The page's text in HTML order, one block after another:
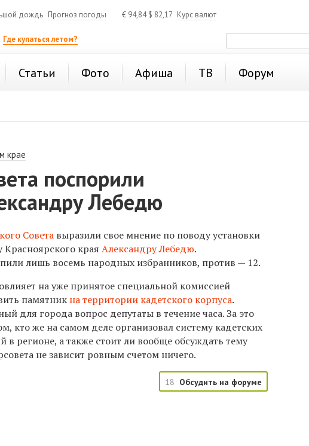
дождь Прогноз погоды € 94,84$ 82,17 Курс валют
Где купаться летом?
Статьи Фото Афиша ТВ Форум
крае
поспорили
Лебедю
Совета выразили свое мнение по поводу установки
Красноярского краяАлександру Лебедю.
лишь восемь народных избранников, против — 12.
на уже принятое специальной комиссией
памятник на территории кадетского корпуса.
для города вопрос депутаты в течение часа. За это
кто же на самом деле организовал систему кадетских
регионе, а также стоит ли вообще обсуждать тему
не зависит ровным счетом ничего.
18 Обсудить на форуме